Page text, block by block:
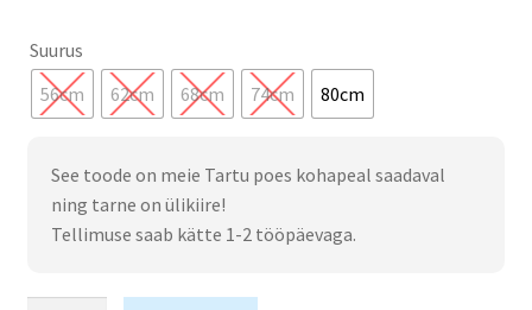
Suurus
56cm
62cm 68cm 74cm 80cm
See toode on meie Tartu poes kohapeal saadaval
ning tarne on ülikiire!
Tellimuse saab kätte 1-2 tööpäevaga.